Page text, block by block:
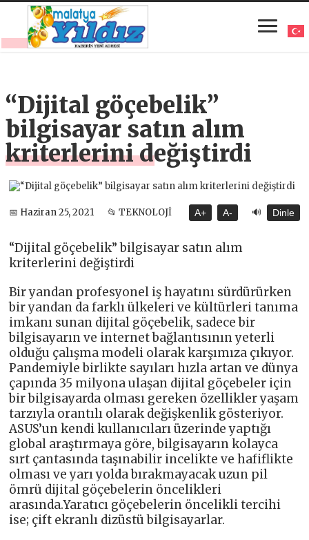
“Dijital göçebelik”
bilgisayar satın alım
kriterlerini değiştirdi
📅 Haziran 25, 2021 📂 TEKNOLOJİ A+ A- 🔊 Dinle
“Dijital göçebelik” bilgisayar satın alım
kriterlerini değiştirdi
Bir yandan profesyonel iş hayatını sürdürürken
bir yandan da farklı ülkeleri ve kültürleri tanıma
imkanı sunan dijital göçebelik, sadece bir
bilgisayarın ve internet bağlantısının yeterli
olduğu çalışma modeli olarak karşımıza çıkıyor.
Pandemiyle birlikte sayıları hızla artan ve dünya
çapında 35 milyona ulaşan dijital göçebeler için
bir bilgisayarda olması gereken özellikler yaşam
tarzıyla orantılı olarak değişkenlik gösteriyor.
ASUS’un kendi kullanıcıları üzerinde yaptığı
global araştırmaya göre, bilgisayarın kolayca
sırt çantasında taşınabilir incelikte ve hafiflikte
olması ve yarı yolda bırakmayacak uzun pil
ömrü dijital göçebelerin öncelikleri
arasında.Yaratıcı göçebelerin öncelikli tercihi
ise; çift ekranlı dizüstü bilgisayarlar.